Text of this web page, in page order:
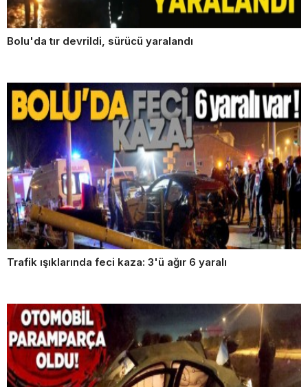
Bolu'da tır devrildi, sürücü yaralandı
Trafik ışıklarında feci kaza: 3'ü ağır 6 yaralı